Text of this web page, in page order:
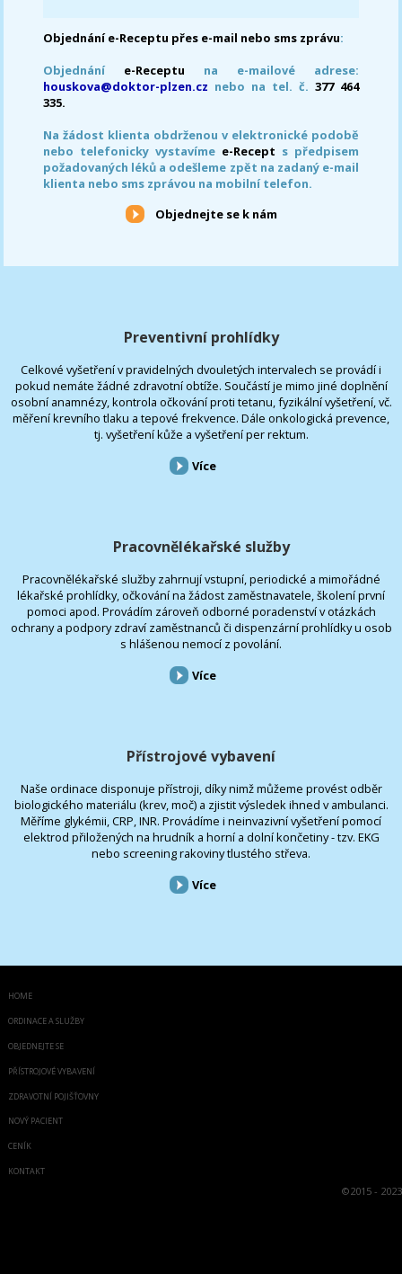
Objednání e-Receptu přes e-mail nebo sms zprávu:
Objednání e-Receptu na e-mailové adrese:
houskova@doktor-plzen.cz nebo na tel. č. 377 464
335.
Na žádost klienta obdrženou v elektronické podobě
nebo telefonicky vystavíme e-Recept s předpisem
požadovaných léků a odešleme zpět na zadaný e-mail
klienta nebo sms zprávou na mobilní telefon.
Objednejte se k nám
Preventivní prohlídky
Celkové vyšetření v pravidelných dvouletých intervalech se provádí i
pokud nemáte žádné zdravotní obtíže. Součástí je mimo jiné doplnění
osobní anamnézy, kontrola očkování proti tetanu, fyzikální vyšetření, vč.
měření krevního tlaku a tepové frekvence. Dále onkologická prevence,
tj. vyšetření kůže a vyšetření per rektum.
Více
Pracovnělékařské služby
Pracovnělékařské služby zahrnují vstupní, periodické a mimořádné
lékařské prohlídky, očkování na žádost zaměstnavatele, školení první
pomoci apod. Provádím zároveň odborné poradenství v otázkách
ochrany a podpory zdraví zaměstnanců či dispenzární prohlídky u osob
s hlášenou nemocí z povolání.
Více
Přístrojové vybavení
Naše ordinace disponuje přístroji, díky nimž můžeme provést odběr
biologického materiálu (krev, moč) a zjistit výsledek ihned v ambulanci.
Měříme glykémii, CRP, INR. Provádíme i neinvazivní vyšetření pomocí
elektrod přiložených na hrudník a horní a dolní končetiny - tzv. EKG
nebo screening rakoviny tlustého střeva.
Více
HOME
ORDINACE A SLUŽBY
OBJEDNEJTE SE
PŘÍSTROJOVÉ VYBAVENÍ
ZDRAVOTNÍ POJIŠŤOVNY
NOVÝ PACIENT
CENÍK
KONTAKT
©2015 - 2023